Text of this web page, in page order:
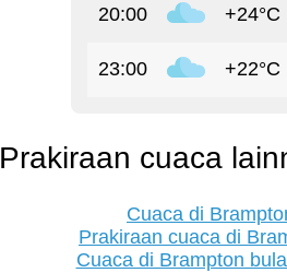
20:00 +24°C
23:00 +22°C
Prakiraan cuaca
Cuaca di
Prakiraan cuaca di
Cuaca di Brampton